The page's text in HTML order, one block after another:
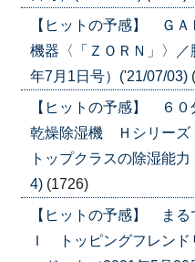
【ヒットの予感】 ＧＡ
機器〈「ＺＯＲＮ」〉
年7月1日号）('21/07/03)
【ヒットの予感】 ６０
乾燥除湿機 Ｈシリーズ
トップクラスの除湿能
4) (1726)
【ヒットの予感】 まる
Ｉ トッピングフレンド